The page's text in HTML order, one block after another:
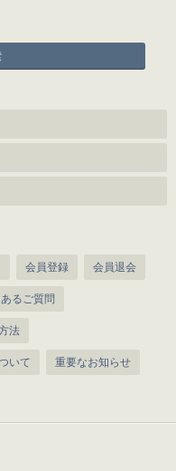
会員登録 会員退会
るご質問
法
いて 重要なお知らせ